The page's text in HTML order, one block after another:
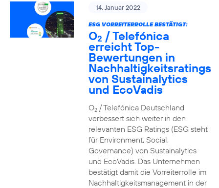
14. Januar 2022
ESG VORREITERROLLE BESTÄTIGT:
O2 / Telefónica
erreicht Top-
Bewertungen in
Nachhaltigkeitsratings
von Sustainalytics
und EcoVadis
O2/ Telefónica Deutschland
verbessert sich weiter in den
relevanten ESG Ratings (ESG steht
für Environment, Social,
Governance) von Sustainalytics
und EcoVadis. Das Unternehmen
bestätigt damit die Vorreiterrolle im
Nachhaltigkeitsmanagement in der